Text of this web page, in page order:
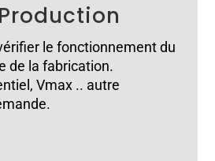
le fonctionnement du
de la fabrication.
Vmax .. autre